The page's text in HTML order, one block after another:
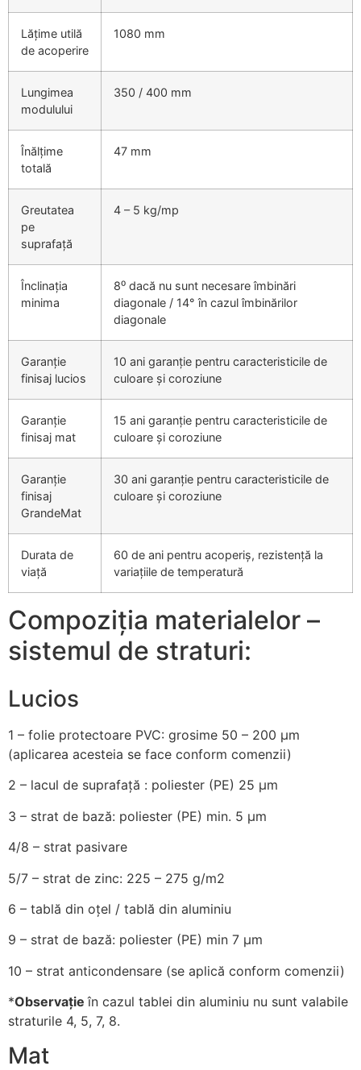
Lățime utilă
de acoperire
1080 mm
Lungimea
modulului
350 / 400 mm
Înălțime
totală
47 mm
Greutatea
pe
suprafață
4 – 5 kg/mp
Înclinația
minima
8⁰ dacă nu sunt necesare îmbinări
diagonale / 14° în cazul îmbinărilor
diagonale
Garanție
finisaj lucios
10 ani garanție pentru caracteristicile de
culoare și coroziune
Garanție
finisaj mat
15 ani garanție pentru caracteristicile de
culoare și coroziune
Garanție
finisaj
GrandeMat
30 ani garanție pentru caracteristicile de
culoare și coroziune
Durata de
viață
60 de ani pentru acoperiș, rezistență la
variațiile de temperatură
Compoziția materialelor –
sistemul de straturi:
Lucios
1 – folie protectoare PVC: grosime 50 – 200 µm
(aplicarea acesteia se face conform comenzii)
2 – lacul de suprafață : poliester (PE) 25 µm
3 – strat de bază: poliester (PE) min. 5 µm
4/8 – strat pasivare
5/7 – strat de zinc: 225 – 275 g/m2
6 – tablă din oțel / tablă din aluminiu
9 – strat de bază: poliester (PE) min 7 µm
10 – strat anticondensare (se aplică conform comenzii)
*Observațieîn cazul tablei din aluminiu nu sunt valabile
straturile 4, 5, 7, 8.
Mat